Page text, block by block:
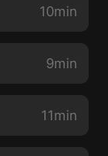
10min
9min
11min